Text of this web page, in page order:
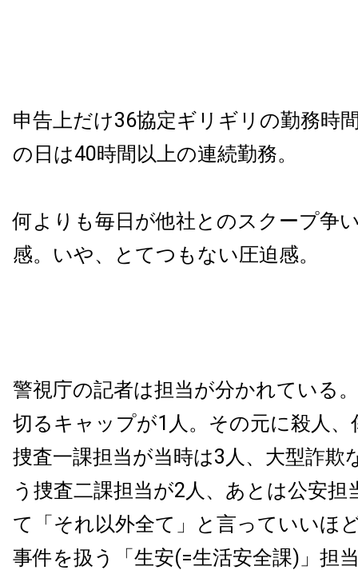
申告上だけ36協定ギリギリの勤務時
の日は40時間以上の連続勤務。
何よりも毎日が他社とのスクープ争
感。いや、とてつもない圧迫感。
警視庁の記者は担当が分かれている
切るキャップが1人。その元に殺人
捜査一課担当が当時は3人、大型詐欺
う捜査二課担当が2人、あとは公安担
て「それ以外全て」と言っていいほ
事件を扱う「生安(=生活安全課)」担